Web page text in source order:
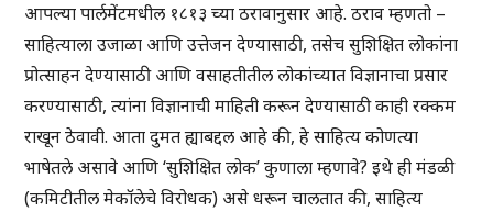
आपल्या पार्लमेंटमधील १८१३ च्या ठरावानुसार आहे. ठराव म्हणतो –
साहित्याला उजाळा आणि उत्तेजन देण्यासाठी, तसेच सुशिक्षित लोकांना
प्रोत्साहन देण्यासाठी आणि वसाहतीतील लोकांच्यात विज्ञानाचा प्रसार
करण्यासाठी, त्यांना विज्ञानाची माहिती करून देण्यासाठी काही रक्कम
राखून ठेवावी. आता दुमत ह्याबद्दल आहे की, हे साहित्य कोणत्या
भाषेतले असावे आणि ‘सुशिक्षित लोक’ कुणाला म्हणावे? इथे ही मंडळी
(कमिटीतील मेकॉलेचे विरोधक) असे धरून चालतात की, साहित्य